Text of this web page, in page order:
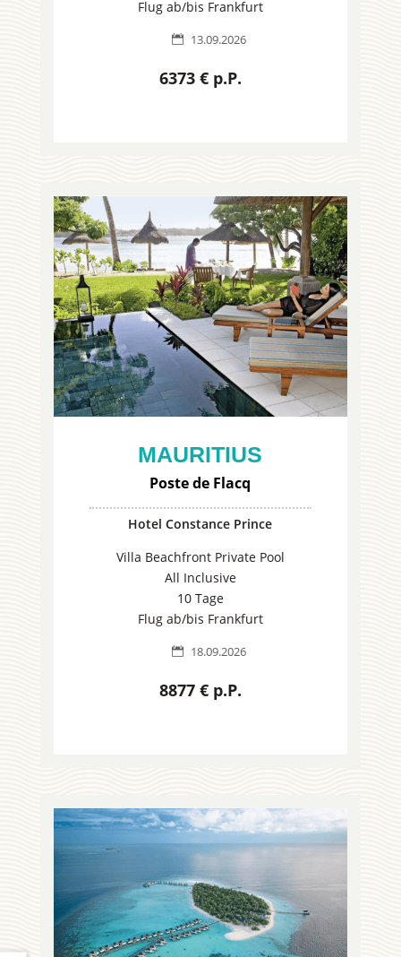
Flug ab/bis Frankfurt
 13.09.2026
6373 € p.P.
MAURITIUS
Poste de Flacq
Hotel Constance Prince
Villa Beachfront Private Pool
All Inclusive
10 Tage
Flug ab/bis Frankfurt
 18.09.2026
8877 € p.P.